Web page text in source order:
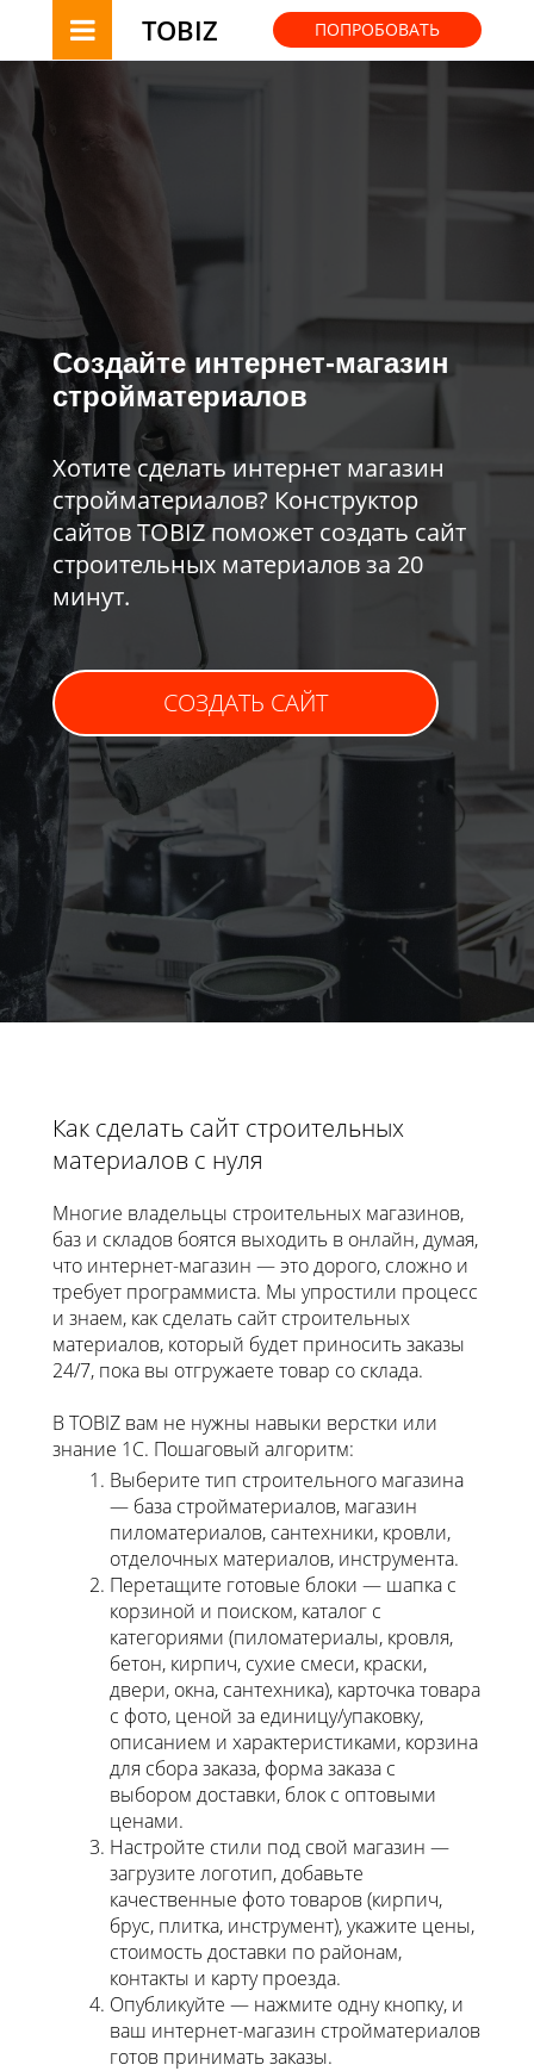
TOBIZ ПОПРОБОВАТЬ
Создайте интернет-магазин
стройматериалов
Хотите сделать интернет магазин
стройматериалов? Конструктор
сайтов TOBIZ поможет создать сайт
строительных материалов за 20
минут.
СОЗДАТЬ САЙТ
Как сделать сайт строительных
материалов с нуля
Многие владельцы строительных магазинов,
баз и складов боятся выходить в онлайн, думая,
что интернет-магазин — это дорого, сложно и
требует программиста. Мы упростили процесс
и знаем, как сделать сайт строительных
материалов, который будет приносить заказы
24/7, пока вы отгружаете товар со склада.
В TOBIZ вам не нужны навыки верстки или
знание 1С. Пошаговый алгоритм:
Выберите тип строительного магазина
— база стройматериалов, магазин
пиломатериалов, сантехники, кровли,
отделочных материалов, инструмента.
Перетащите готовые блоки — шапка с
корзиной и поиском, каталог с
категориями (пиломатериалы, кровля,
бетон, кирпич, сухие смеси, краски,
двери, окна, сантехника), карточка товара
с фото, ценой за единицу/упаковку,
описанием и характеристиками, корзина
для сбора заказа, форма заказа с
выбором доставки, блок с оптовыми
ценами.
Настройте стили под свой магазин —
загрузите логотип, добавьте
качественные фото товаров (кирпич,
брус, плитка, инструмент), укажите цены,
стоимость доставки по районам,
контакты и карту проезда.
Опубликуйте — нажмите одну кнопку, и
ваш интернет-магазин стройматериалов
готов принимать заказы.